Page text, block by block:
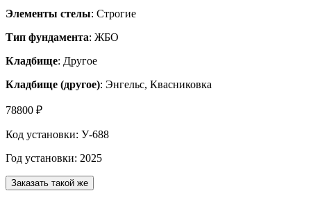
Элементы стелы: Строгие
Тип фундамента: ЖБО
Кладбище: Другое
Кладбище (другое): Энгельс, Квасниковка
78800 ₽
Код установки: У-688
Год установки: 2025
Заказать такой же